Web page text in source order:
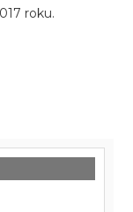
roku.